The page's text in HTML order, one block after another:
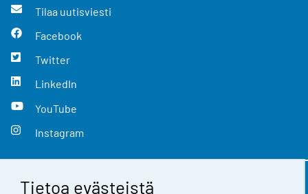
Tietoa evästeistä
Tilaa uutisviesti
Facebook
Twitter
LinkedIn
YouTube
Instagram
Yhteystiedot